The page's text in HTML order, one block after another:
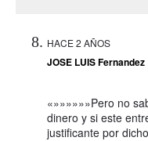
HACE 2 AÑOS
JOSE LUIS Fernandez
«»»»»»»Pero no
dinero y si este
justificante por